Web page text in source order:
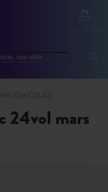
Mon
2026 CDL422